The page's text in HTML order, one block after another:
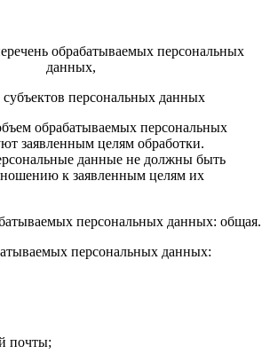
обрабатываемых персональных
данных,
субъектов персональных данных
обрабатываемых персональных
заявленным целям обработки.
данные не должны быть
к заявленным целям их
персональных данных: общая.
персональных данных:
почты;